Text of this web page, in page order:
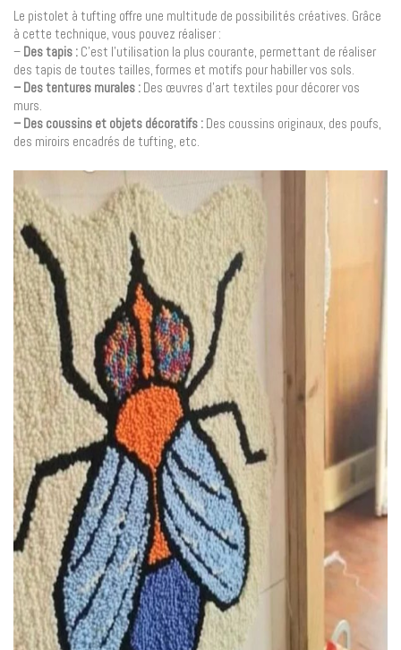
Le pistolet à tufting offre une multitude de possibilités créatives. Grâce
à cette technique, vous pouvez réaliser :
– Destapis : C’est l’utilisation la plus courante, permettant de réaliser
des tapis de toutes tailles, formes et motifs pour habiller vos sols.
– Des tentures murales : Des œuvres d’art textiles pour décorer vos
murs.
– Des coussins et objets décoratifs : Des coussins originaux, des poufs,
des miroirs encadrés de tufting, etc.